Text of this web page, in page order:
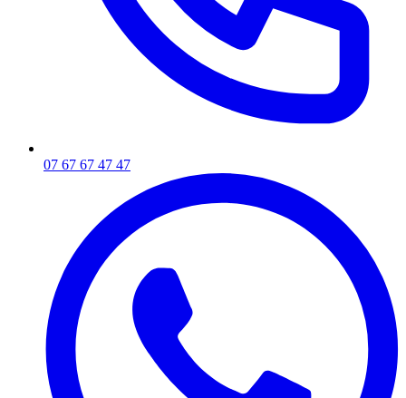
07 67 67 47 47